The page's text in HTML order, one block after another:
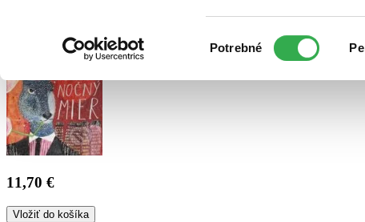
súhlasu
Potrebné
11,70 €
Vložiť do košíka